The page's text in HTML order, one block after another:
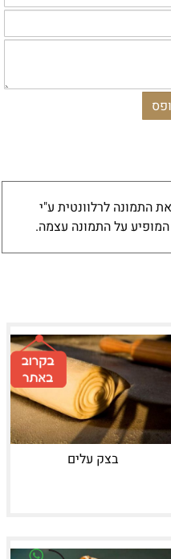
התמונה לרלוונטית ע"י
על התמונה עצמה.
בצק עלים